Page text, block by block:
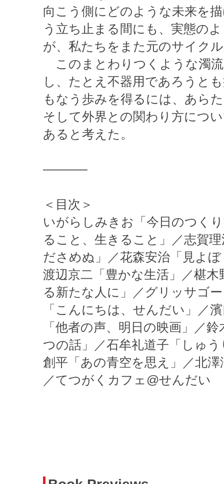
向こう側にどのような未来を
う立ち止まる間にも、実態の
が、私たちをまた元のサイク
このまとわりつくような濁
し、たとえ不器用であろうと
もなう歩みを得るには、あら
そして外界との関わり方につ
あると考えた。
———–
＜目次＞
いがらしみきお「今日のつく
ること、生きること」／志賀
ださめぬ」／花森安治「見よ
渡辺京二「豊かな生活」／椹
る新たな人に」／グリッサゴ
「こんにちは、せんだい」／
「他者の声、明日の映画」／
つの話」／石牟礼道子「しゅ
創平「あの青空を思え」／北
／てつがくカフェ@せんだい